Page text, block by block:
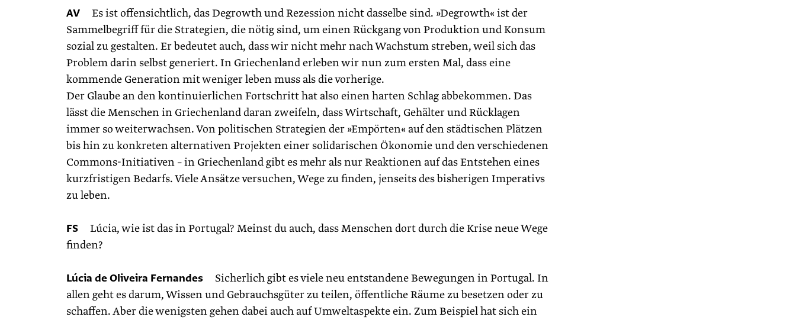
AV Es ist offensichtlich, das Degrowth und Rezession nicht dasselbe sind. »Degrowth« ist der
Sammelbegriff für die Strategien, die nötig sind, um einen Rückgang von Produktion und Konsum
sozial zu gestalten. Er bedeutet auch, dass wir nicht mehr nach Wachstum streben, weil sich das
Problem darin selbst generiert. In Griechenland erleben wir nun zum ersten Mal, dass eine
kommende Generation mit weniger leben muss als die vorherige.
Der Glaube an den kontinuierlichen Fortschritt hat also einen harten Schlag abbekommen. Das
lässt die Menschen in Griechenland daran zweifeln, dass Wirtschaft, Gehälter und Rücklagen
immer so weiterwachsen. Von politischen Strategien der »Empörten« auf den städtischen Plätzen
bis hin zu konkreten alternativen Projekten einer solidarischen Ökonomie und den verschiedenen
Commons-Initiativen – in Griechenland gibt es mehr als nur Reaktionen auf das Entstehen eines
kurzfristigen Bedarfs. Viele Ansätze versuchen, Wege zu finden, jenseits des bisherigen Imperativs
zu leben.
FS Lúcia, wie ist das in Portugal? Meinst du auch, dass Menschen dort durch die Krise neue Wege
finden?
Lúcia de Oliveira Fernandes Sicherlich gibt es viele neu entstandene Bewegungen in Portugal. In
allen geht es darum, Wissen und Gebrauchs­güter zu teilen, öffentliche Räume zu besetzen oder zu
schaffen. Aber die wenigsten gehen dabei auch auf Umweltaspekte ein. Zum Beispiel hat sich ein